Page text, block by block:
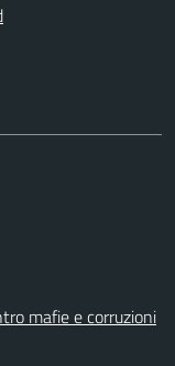
mafie e corruzioni